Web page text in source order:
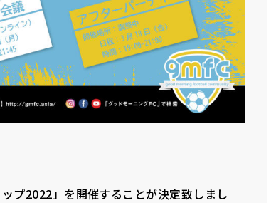
プ2022」を開催することが決定致しまし